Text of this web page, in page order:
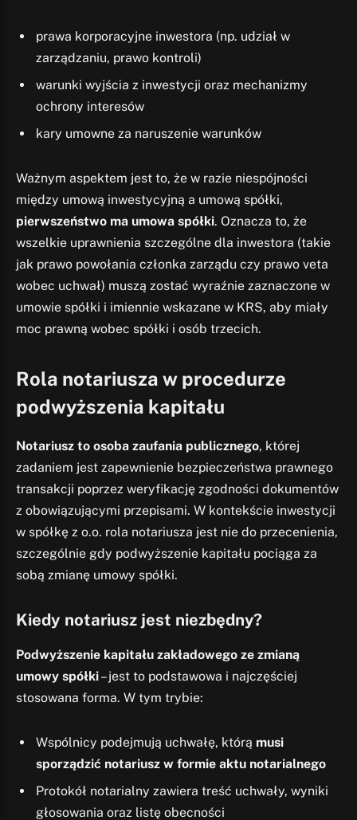
prawa korporacyjne inwestora (np. udział w
zarządzaniu, prawo kontroli)
warunki wyjścia z inwestycji oraz mechanizmy
ochrony interesów
kary umowne za naruszenie warunków
Ważnym aspektem jest to, że w razie niespójności
między umową inwestycyjną a umową spółki,
pierwszeństwo ma umowa spółki. Oznacza to, że
wszelkie uprawnienia szczególne dla inwestora (takie
jak prawo powołania członka zarządu czy prawo veta
wobec uchwał) muszą zostać wyraźnie zaznaczone w
umowie spółki i imiennie wskazane w KRS, aby miały
moc prawną wobec spółki i osób trzecich.
Rola notariusza w procedurze
podwyższenia kapitału
Notariusz to osoba zaufania publicznego, której
zadaniem jest zapewnienie bezpieczeństwa prawnego
transakcji poprzez weryfikację zgodności dokumentów
z obowiązującymi przepisami. W kontekście inwestycji
w spółkę z o.o. rola notariusza jest nie do przecenienia,
szczególnie gdy podwyższenie kapitału pociąga za
sobą zmianę umowy spółki.
Kiedy notariusz jest niezbędny?
Podwyższenie kapitału zakładowego ze zmianą
umowy spółki– jest to podstawowa i najczęściej
stosowana forma. W tym trybie:
Wspólnicy podejmują uchwałę, którą musi
sporządzić notariusz w formie aktu notarialnego
Protokół notarialny zawiera treść uchwały, wyniki
głosowania oraz listę obecności